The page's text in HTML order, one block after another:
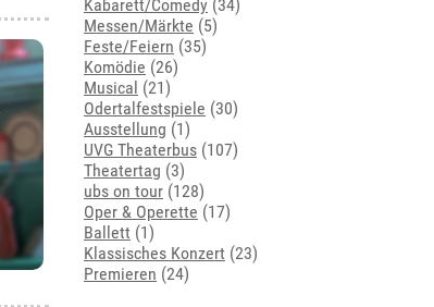
Kabarett/Comedy (34)
Messen/Märkte (5)
Feste/Feiern (35)
Komödie (26)
Musical (21)
Odertalfestspiele (30)
Ausstellung (1)
UVG Theaterbus (107)
Theatertag (3)
ubs on tour (128)
Oper & Operette (17)
Ballett (1)
Klassisches Konzert (23)
Premieren (24)